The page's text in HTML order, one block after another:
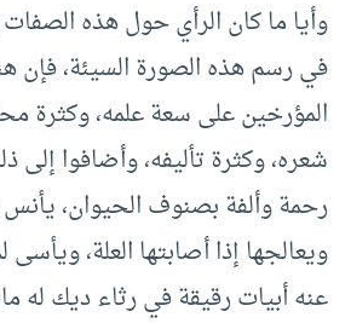
وأيا ما كان الرأي حول هذه
في رسم هذه الصورة السيئة، فإن
المؤرخين على سعة علمه، وكثرة
شعره، وكثرة تأليفه، وأضافوا إلى
رحمة وألفة بصنوف الحيوان،
ويعالجها إذا أصابتها العلة، ويأسى
عنه أبيات رقيقة في رثاء ديك له